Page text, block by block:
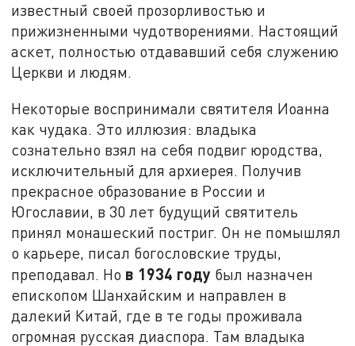
известный своей прозорливостью и
прижизненными чудотворениями. Настоящий
аскет, полностью отдававший себя служению
Церкви и людям.
Некоторые воспринимали святителя Иоанна
как чудака. Это иллюзия: владыка
сознательно взял на себя подвиг юродства,
исключительный для архиерея. Получив
прекрасное образование в России и
Югославии, в 30 лет будущий святитель
принял монашеский постриг. Он не помышлял
о карьере, писал богословские труды,
преподавал. Но в 1934 году был назначен
епископом Шанхайским и направлен в
далекий Китай, где в те годы проживала
огромная русская диаспора. Там владыка